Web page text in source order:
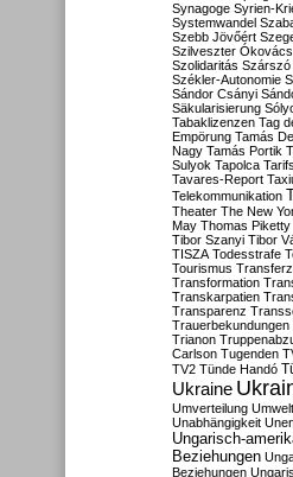
Synagoge Syrien-
Systemwandel
Szebb Jövőért
Szilveszter Ókovács
Szolidaritás Szárszó
Székler-Autonomie
Sándor Csányi
Säkularisierung
Tabaklizenzen Tag
Empörung Tamás
Nagy Tamás Portik
Sulyok Tapolca
Tavares-Report
Telekommunikation
Theater The New
May Thomas Piketty
Tibor Szanyi Tibor
TISZA Todesstrafe
Tourismus
Transformation
Transkarpatien
Transparenz
Trauerbekundungen
Trianon
Carlson Tugenden
TV2 Tünde Handó
Ukraine
Umverteilung
Unabhängigkeit
Ungarisch-
Beziehungen
Beziehungen